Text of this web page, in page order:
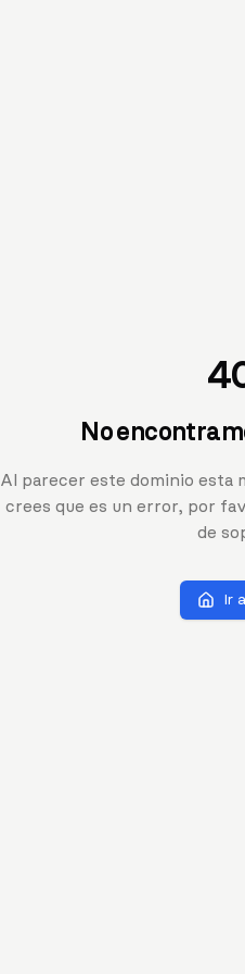
No
Al parecer este dominio esta
crees que es un error, por
de
Ir